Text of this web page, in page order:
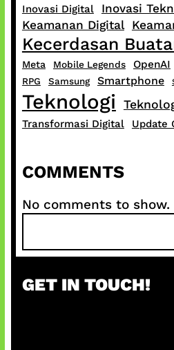
Inovasi Digital Inovasi
Keamanan Digital
Kecerdasan
Meta Mobile Legends OpenAI
RPG Samsung Smartphone
Teknologi
Transformasi Digital Update
COMMENTS
No comments to show.
a
c
GET IN TOUCH!